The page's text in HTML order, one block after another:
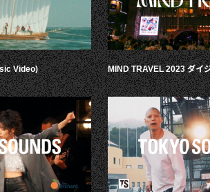
Video) MIND TRAVEL 2023 ダイ